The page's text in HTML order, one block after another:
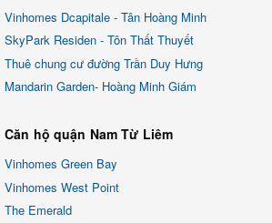
Vinhomes Dcapitale - Tân Hoàng Minh
SkyPark Residen - Tôn Thất Thuyết
Thuê chung cư đường Trần Duy Hưng
Mandarin Garden- Hoàng Minh Giám
Căn hộ quận Nam Từ Liêm
Vinhomes Green Bay
Vinhomes West Point
The Emerald